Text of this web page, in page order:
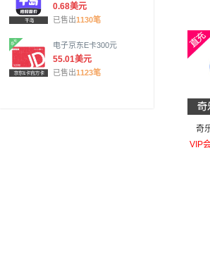
0.68美元
已售出1130笔
电子京东E卡300元
55.01美元
已售出1123笔
奇
VIP